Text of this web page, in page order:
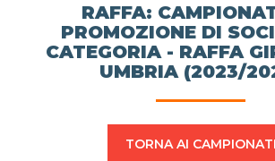
RAFFA:
PROMOZIONE DI
CATEGORIA - RAFFA
UMBRIA (2023/
TORNA AI CAMPIONATI